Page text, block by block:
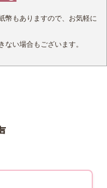
幣もありますので、お気軽に
い場合もございます。